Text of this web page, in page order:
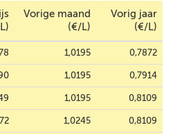
Vorige maand
(€/L)
Vorig jaar
(€/L)
1,0195 0,7872
1,0195 0,7914
1,0195 0,8109
1,0245 0,8109